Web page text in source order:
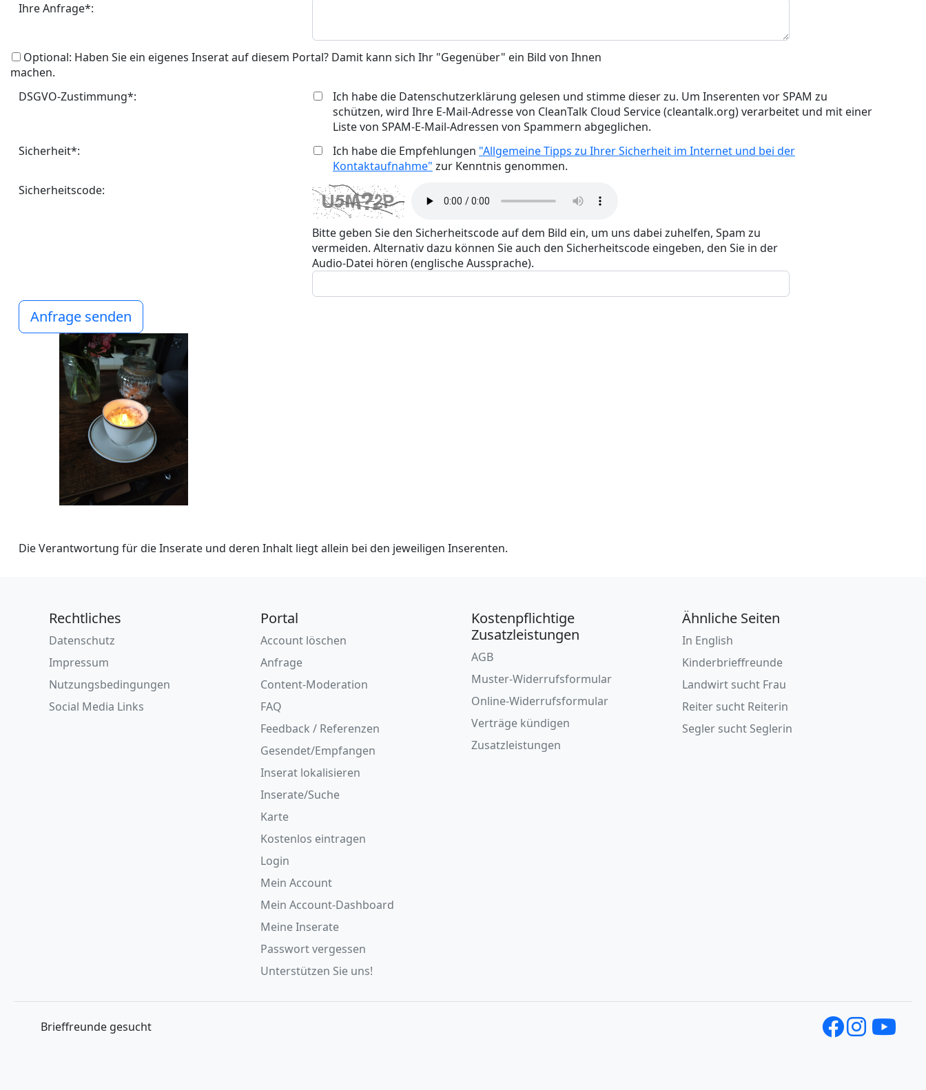
Ihre Anfrage*:
Optional: Haben Sie ein eigenes Inserat auf diesem Portal? Damit kann sich Ihr "Gegenüber" ein Bild von Ihnen
machen.
DSGVO-Zustimmung*:
Ich habe die Datenschutzerklärung gelesen und stimme dieser zu. Um Inserenten vor SPAM zu
schützen, wird Ihre E-Mail-Adresse von CleanTalk Cloud Service (cleantalk.org) verarbeitet und mit einer
Liste von SPAM-E-Mail-Adressen von Spammern abgeglichen.
Sicherheit*:
Ich habe die Empfehlungen "Allgemeine Tipps zu Ihrer Sicherheit im Internet und bei der
Kontaktaufnahme" zur Kenntnis genommen.
Sicherheitscode:
Bitte geben Sie den Sicherheitscode auf dem Bild ein, um uns dabei zuhelfen, Spam zu
vermeiden. Alternativ dazu können Sie auch den Sicherheitscode eingeben, den Sie in der
Audio-Datei hören (englische Aussprache).
Anfrage senden
Die Verantwortung für die Inserate und deren Inhalt liegt allein bei den jeweiligen Inserenten.
Rechtliches
Datenschutz
Impressum
Nutzungsbedingungen
Social Media Links
Portal
Account löschen
Anfrage
Content-Moderation
FAQ
Feedback / Referenzen
Gesendet/Empfangen
Inserat lokalisieren
Inserate/Suche
Karte
Kostenlos eintragen
Login
Mein Account
Mein Account-Dashboard
Meine Inserate
Passwort vergessen
Unterstützen Sie uns!
Kostenpflichtige
Zusatzleistungen
AGB
Muster-Widerrufsformular
Online-Widerrufsformular
Verträge kündigen
Zusatzleistungen
Ähnliche Seiten
In English
Kinderbrieffreunde
Landwirt sucht Frau
Reiter sucht Reiterin
Segler sucht Seglerin
Brieffreunde gesucht